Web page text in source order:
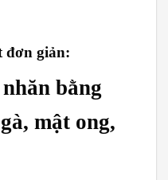
đơn giản:
bằng
mật ong,